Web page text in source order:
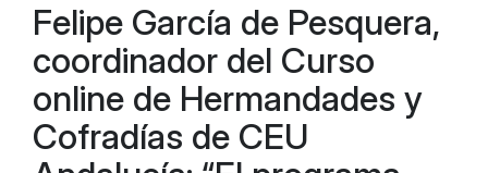
Felipe García de Pesquera,
coordinador del Curso
online de Hermandades y
Cofradías de CEU